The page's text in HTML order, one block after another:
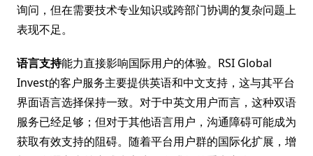
询问，但在需要技术专业知识或跨部门协调的复杂问题上
表现不足。
语言支持能力直接影响国际用户的体验。RSI Global
Invest的客户服务主要提供英语和中文支持，这与其平台
界面语言选择保持一致。对于中英文用户而言，这种双语
服务已经足够；但对于其他语言用户，沟通障碍可能成为
获取有效支持的阻碍。随着平台用户群的国际化扩展，增